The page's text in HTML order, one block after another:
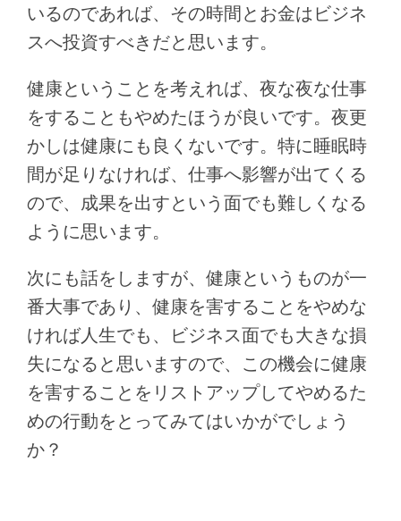
いるのであれば、その時間とお金はビジネ
スへ投資すべきだと思います。
健康ということを考えれば、夜な夜な仕事
をすることもやめたほうが良いです。夜更
かしは健康にも良くないです。特に睡眠時
間が足りなければ、仕事へ影響が出てくる
ので、成果を出すという面でも難しくなる
ように思います。
次にも話をしますが、健康というものが一
番大事であり、健康を害することをやめな
ければ人生でも、ビジネス面でも大きな損
失になると思いますので、この機会に健康
を害することをリストアップしてやめるた
めの行動をとってみてはいかがでしょう
か？